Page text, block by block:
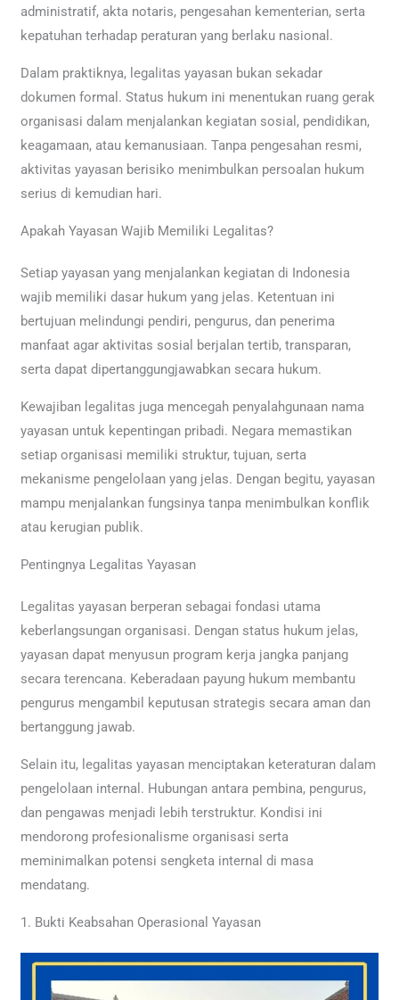
administratif, akta notaris, pengesahan kementerian, serta
kepatuhan terhadap peraturan yang berlaku nasional.
Dalam praktiknya, legalitas yayasan bukan sekadar
dokumen formal. Status hukum ini menentukan ruang gerak
organisasi dalam menjalankan kegiatan sosial, pendidikan,
keagamaan, atau kemanusiaan. Tanpa pengesahan resmi,
aktivitas yayasan berisiko menimbulkan persoalan hukum
serius di kemudian hari.
Apakah Yayasan Wajib Memiliki Legalitas?
Setiap yayasan yang menjalankan kegiatan di Indonesia
wajib memiliki dasar hukum yang jelas. Ketentuan ini
bertujuan melindungi pendiri, pengurus, dan penerima
manfaat agar aktivitas sosial berjalan tertib, transparan,
serta dapat dipertanggungjawabkan secara hukum.
Kewajiban legalitas juga mencegah penyalahgunaan nama
yayasan untuk kepentingan pribadi. Negara memastikan
setiap organisasi memiliki struktur, tujuan, serta
mekanisme pengelolaan yang jelas. Dengan begitu, yayasan
mampu menjalankan fungsinya tanpa menimbulkan konflik
atau kerugian publik.
Pentingnya Legalitas Yayasan
Legalitas yayasan berperan sebagai fondasi utama
keberlangsungan organisasi. Dengan status hukum jelas,
yayasan dapat menyusun program kerja jangka panjang
secara terencana. Keberadaan payung hukum membantu
pengurus mengambil keputusan strategis secara aman dan
bertanggung jawab.
Selain itu, legalitas yayasan menciptakan keteraturan dalam
pengelolaan internal. Hubungan antara pembina, pengurus,
dan pengawas menjadi lebih terstruktur. Kondisi ini
mendorong profesionalisme organisasi serta
meminimalkan potensi sengketa internal di masa
mendatang.
1. Bukti Keabsahan Operasional Yayasan